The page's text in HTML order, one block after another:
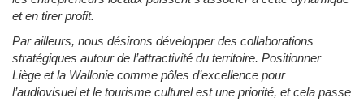
et en tirer profit.
Par ailleurs, nous désirons développer des collaborations
stratégiques autour de l’attractivité du territoire. Positionner
Liège et la Wallonie comme pôles d’excellence pour
l’audiovisuel et le tourisme culturel est une priorité, et cela passe